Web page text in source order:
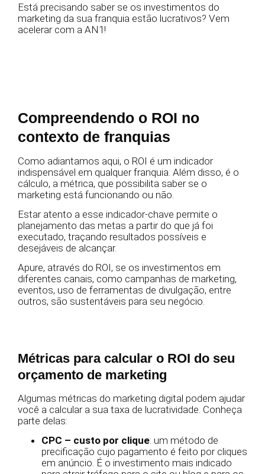
Está precisando saber se os investimentos do
marketing da sua franquia estão lucrativos? Vem
acelerar com a AN1!
Compreendendo o ROI no
contexto de franquias
Como adiantamos aqui, o ROI é um indicador
indispensável em qualquer franquia. Além disso, é o
cálculo, a métrica, que possibilita saber se o
marketing está funcionando ou não.
Estar atento a esse indicador-chave permite o
planejamento das metas a partir do que já foi
executado, traçando resultados possíveis e
desejáveis de alcançar.
Apure, através do ROI, se os investimentos em
diferentes canais, como campanhas de marketing,
eventos, uso de ferramentas de divulgação, entre
outros, são sustentáveis para seu negócio.
Métricas para calcular o ROI do seu
orçamento de marketing
Algumas métricas do marketing digital podem ajudar
você a calcular a sua taxa de lucratividade. Conheça
parte delas:
CPC – custo por clique: um método de
precificação cujo pagamento é feito por cliques
em anúncio. É o investimento mais indicado